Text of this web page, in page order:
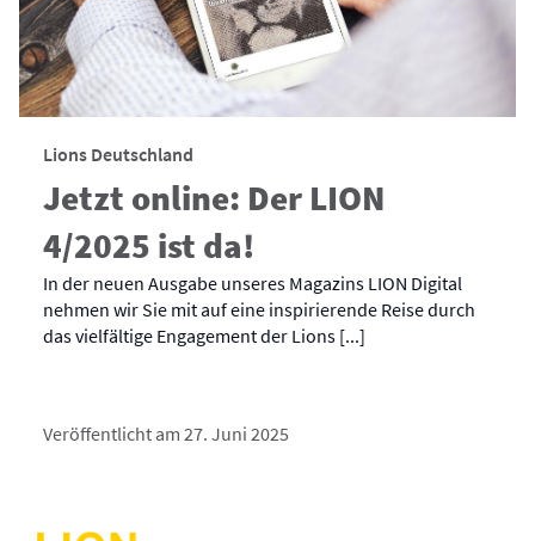
Lions Deutschland
Jetzt online: Der LION
4/2025 ist da!
In der neuen Ausgabe unseres Magazins LION Digital
nehmen wir Sie mit auf eine inspirierende Reise durch
das vielfältige Engagement der Lions [...]
Veröffentlicht am 27. Juni 2025